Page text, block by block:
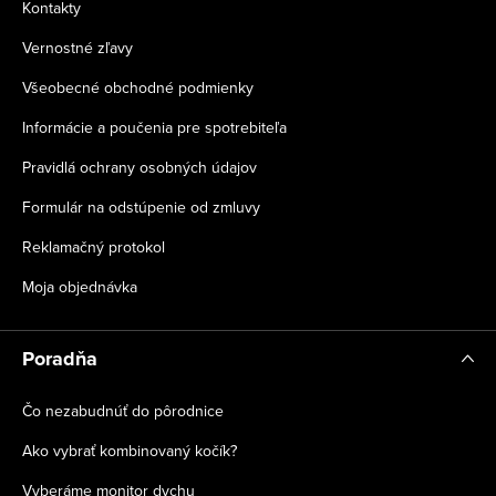
Kontakty
Vernostné zľavy
Všeobecné obchodné podmienky
Informácie a poučenia pre spotrebiteľa
Pravidlá ochrany osobných údajov
Formulár na odstúpenie od zmluvy
Reklamačný protokol
Moja objednávka
Poradňa
Čo nezabudnúť do pôrodnice
Ako vybrať kombinovaný kočík?
Vyberáme monitor dychu